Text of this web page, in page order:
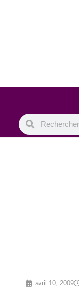
avril 10, 2009